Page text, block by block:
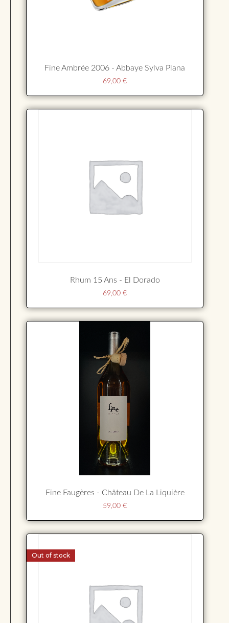
Fine Ambrée 2006 - Abbaye Sylva Plana
69,00 €
Rhum 15 Ans - El Dorado
69,00 €
Fine Faugères - Château De La Liquière
59,00 €
Out of stock